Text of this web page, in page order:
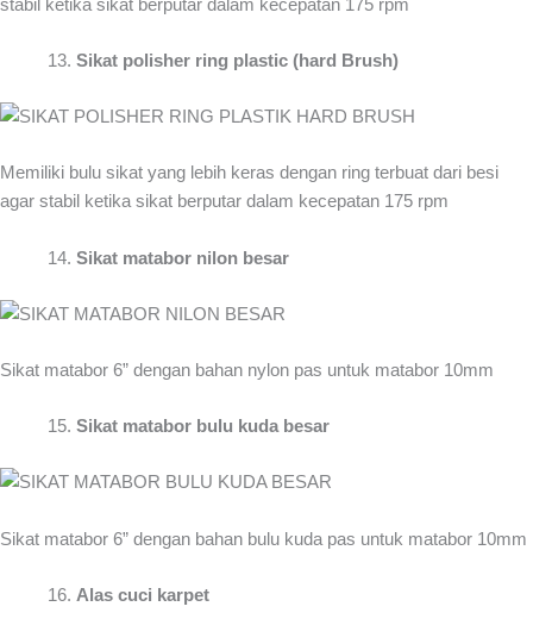
stabil ketika sikat berputar dalam kecepatan 175 rpm
Sikat polisher ring plastic (hard Brush)
Memiliki bulu sikat yang lebih keras dengan ring terbuat dari besi
agar stabil ketika sikat berputar dalam kecepatan 175 rpm
Sikat matabor nilon besar
Sikat matabor 6” dengan bahan nylon pas untuk matabor 10mm
Sikat matabor bulu kuda besar
Sikat matabor 6” dengan bahan bulu kuda pas untuk matabor 10mm
Alas cuci karpet